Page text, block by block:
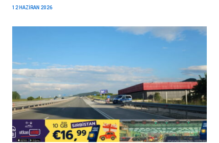
12 HAZIRAN 2026